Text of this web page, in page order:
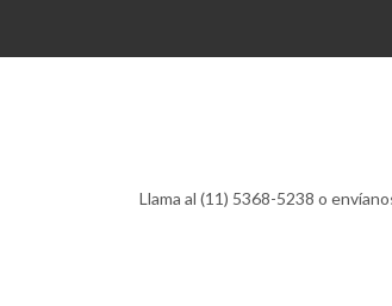
Llama al (11) 5368-5238 o